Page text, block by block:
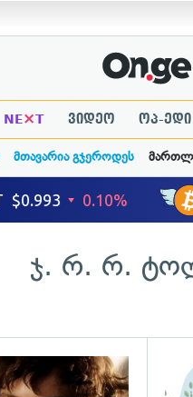
NE×T ვიდეო ოპ-ედი
მთავარია გჯეროდეს
ჯ. რ. რ.